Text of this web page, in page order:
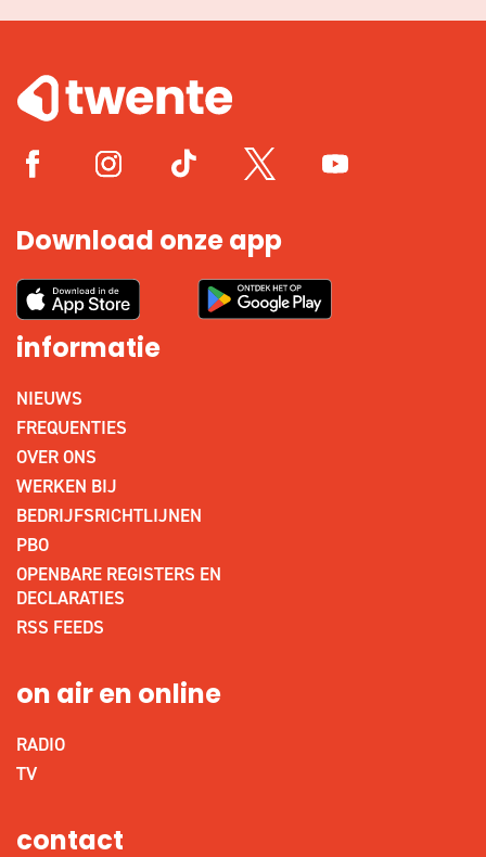
Download onze app
informatie
NIEUWS
FREQUENTIES
OVER ONS
WERKEN BIJ
BEDRIJFSRICHTLIJNEN
PBO
OPENBARE REGISTERS EN
DECLARATIES
RSS FEEDS
on air en online
RADIO
TV
contact